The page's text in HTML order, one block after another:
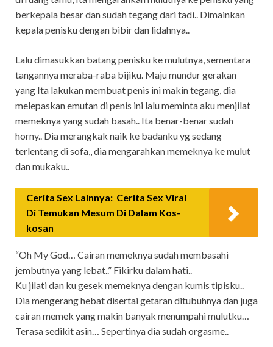
berkepala besar dan sudah tegang dari tadi.. Dimainkan
kepala penisku dengan bibir dan lidahnya..
Lalu dimasukkan batang penisku ke mulutnya, sementara
tangannya meraba-raba bijiku. Maju mundur gerakan
yang Ita lakukan membuat penis ini makin tegang, dia
melepaskan emutan di penis ini lalu meminta aku menjilat
memeknya yang sudah basah.. Ita benar-benar sudah
horny.. Dia merangkak naik ke badanku yg sedang
terlentang di sofa,, dia mengarahkan memeknya ke mulut
dan mukaku..
Cerita Sex Lainnya: Cerita Sex Viral
Di Temukan Mesum Di Dalam Kos-
kosan
“Oh My God… Cairan memeknya sudah membasahi
jembutnya yang lebat..” Fikirku dalam hati..
Ku jilati dan ku gesek memeknya dengan kumis tipisku..
Dia mengerang hebat disertai getaran ditubuhnya dan juga
cairan memek yang makin banyak menumpahi mulutku…
Terasa sedikit asin… Sepertinya dia sudah orgasme..